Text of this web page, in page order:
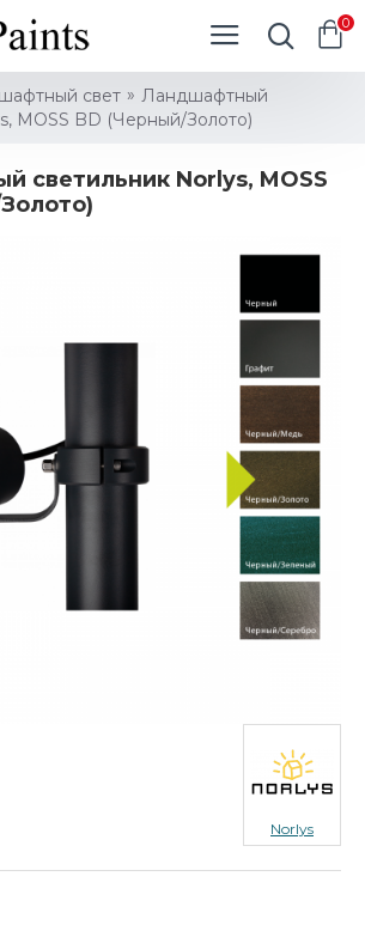
0
свет
Ландшафтный
MOSS BD (Черный/Золото)
светильник Norlys, MOSS
Norlys